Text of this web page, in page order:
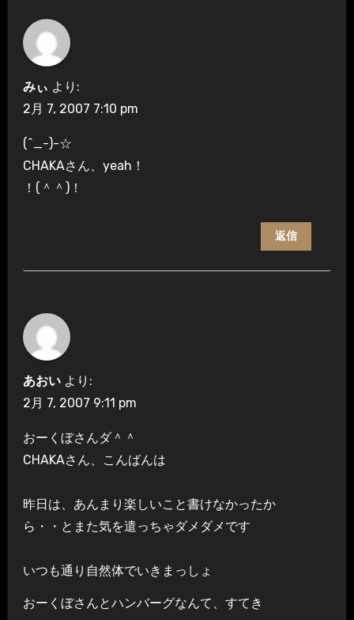
みぃ より:
2月 7, 2007 7:10 pm
(^_-)-☆
CHAKAさん、yeah！
！(＾＾)！
返信
あおい より:
2月 7, 2007 9:11 pm
おーくぼさんダ＾＾
CHAKAさん、こんばんは
昨日は、あんまり楽しいこと書けなかったか
ら・・とまた気を遣っちゃダメダメです
いつも通り自然体でいきまっしょ
おーくぼさんとハンバーグなんて、すてき